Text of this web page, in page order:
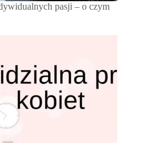
pasji – o czym